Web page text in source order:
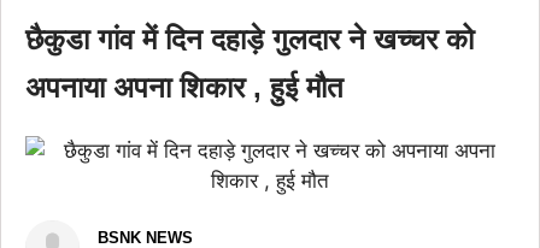
छैकुडा गांव में दिन दहाड़े गुलदार ने खच्चर को
अपनाया अपना शिकार , हुई मौत
BSNK NEWS